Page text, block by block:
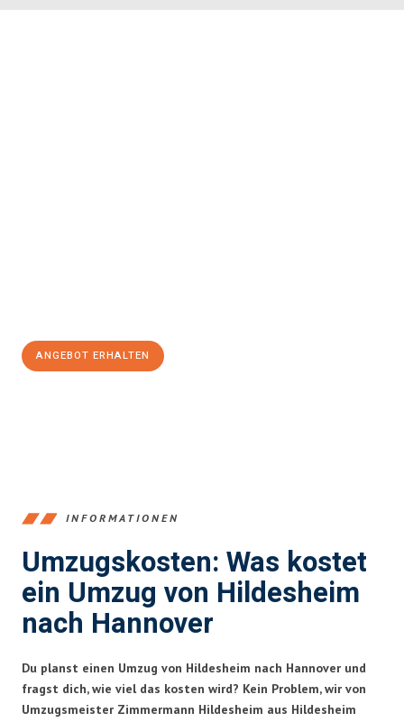
ANGEBOT ERHALTEN
INFORMATIONEN
Umzugskosten: Was kostet
ein Umzug von Hildesheim
nach Hannover
Du planst einen Umzug von Hildesheim nach Hannover und
fragst dich, wie viel das kosten wird? Kein Problem, wir von
Umzugsmeister Zimmermann Hildesheim aus Hildesheim